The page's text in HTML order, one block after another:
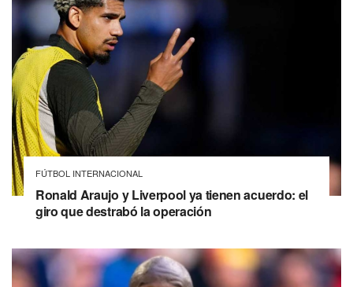
FÚTBOL INTERNACIONAL
Ronald Araujo y Liverpool ya tienen acuerdo: el
giro que destrabó la operación